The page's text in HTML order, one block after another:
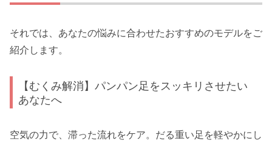
それでは、あなたの悩みに合わせたおすすめのモデルをご
紹介します。
【むくみ解消】パンパン足をスッキリさせたい
あなたへ
空気の力で、滞った流れをケア。だる重い足を軽やかにし